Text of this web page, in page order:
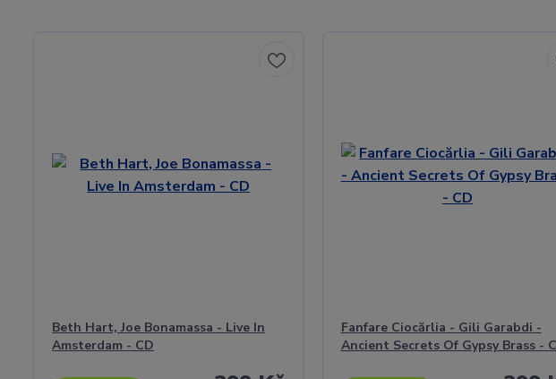
Beth Hart, Joe Bonamassa - Live In
Amsterdam - CD
Fanfare Ciocărlia - Gili Garabdi -
Ancient Secrets Of Gypsy Brass -